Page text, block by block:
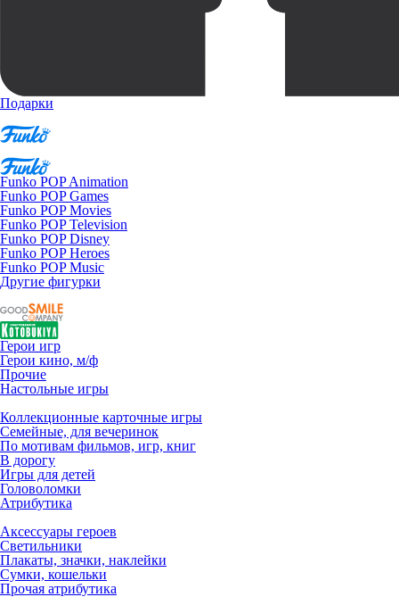
Подарки
Funko POP Animation
Funko POP Games
Funko POP Movies
Funko POP Television
Funko POP Disney
Funko POP Heroes
Funko POP Music
Другие фигурки
Герои игр
Герои кино, м/ф
Прочие
Настольные игры
Коллекционные карточные игры
Семейные, для вечеринок
По мотивам фильмов, игр, книг
В дорогу
Игры для детей
Головоломки
Атрибутика
Аксессуары героев
Светильники
Плакаты, значки, наклейки
Сумки, кошельки
Прочая атрибутика